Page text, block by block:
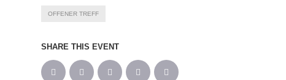
OFFENER TREFF
SHARE THIS EVENT